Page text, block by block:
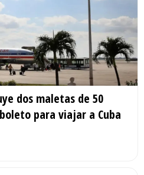
dos maletas de 50
para viajar a Cuba